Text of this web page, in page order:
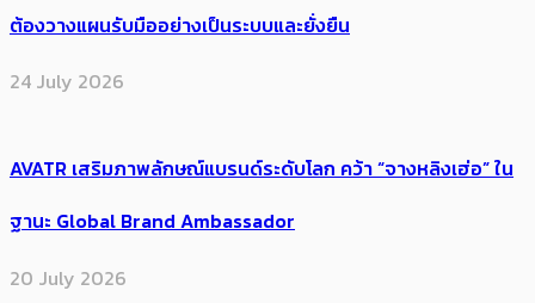
ต้องวางแผนรับมืออย่างเป็นระบบและยั่งยืน
24 July 2026
AVATR เสริมภาพลักษณ์แบรนด์ระดับโลก คว้า “จางหลิงเฮ่อ” ใน
ฐานะ Global Brand Ambassador
20 July 2026